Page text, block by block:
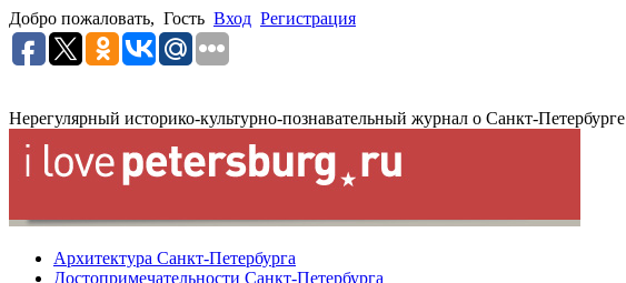
Добро пожаловать, Гость Вход Регистрация
Нерегулярный историко-культурно-познавательный журнал о Санкт-Петербурге
Архитектура Санкт-Петербурга
Достопримечательности Санкт-Петербурга